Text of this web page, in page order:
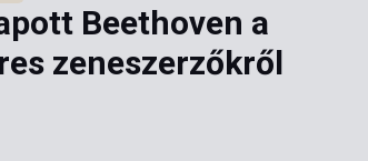
Beethoven a
zeneszerzőkről